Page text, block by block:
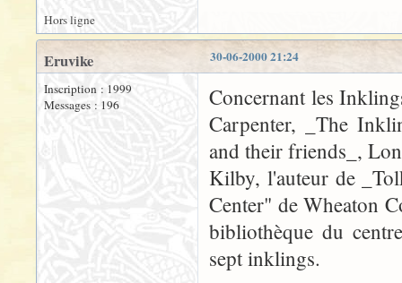
Hors ligne
30-06-2000 21:24
Eruvike
Inscription : 1999
Messages : 196
Concernant les
Carpenter, _The
and their friends_,
Kilby, l'auteur de
Center" de Wheaton
bibliothèque du
sept inklings.